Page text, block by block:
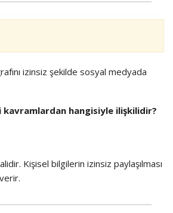
izinsiz şekilde sosyal medyada
kavramlardan hangisiyle ilişkilidir?
Kişisel bilgilerin izinsiz paylaşılması